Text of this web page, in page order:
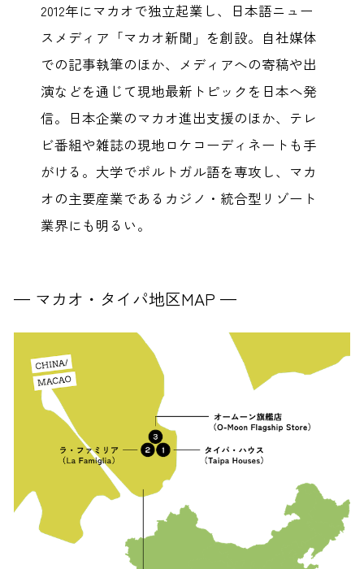
2012年にマカオで独立起業し、日本語ニュー
スメディア「マカオ新聞」を創設。自社媒体
での記事執筆のほか、メディアへの寄稿や出
演などを通じて現地最新トピックを日本へ発
信。日本企業のマカオ進出支援のほか、テレ
ビ番組や雑誌の現地ロケコーディネートも手
がける。大学でポルトガル語を専攻し、マカ
オの主要産業であるカジノ・統合型リゾート
業界にも明るい。
— マカオ・ タイパ地区MAP —